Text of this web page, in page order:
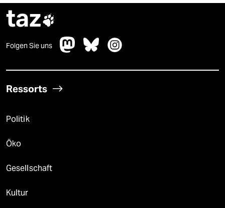
taz
Folgen Sie uns
Ressorts
Politik
Öko
Gesellschaft
Kultur